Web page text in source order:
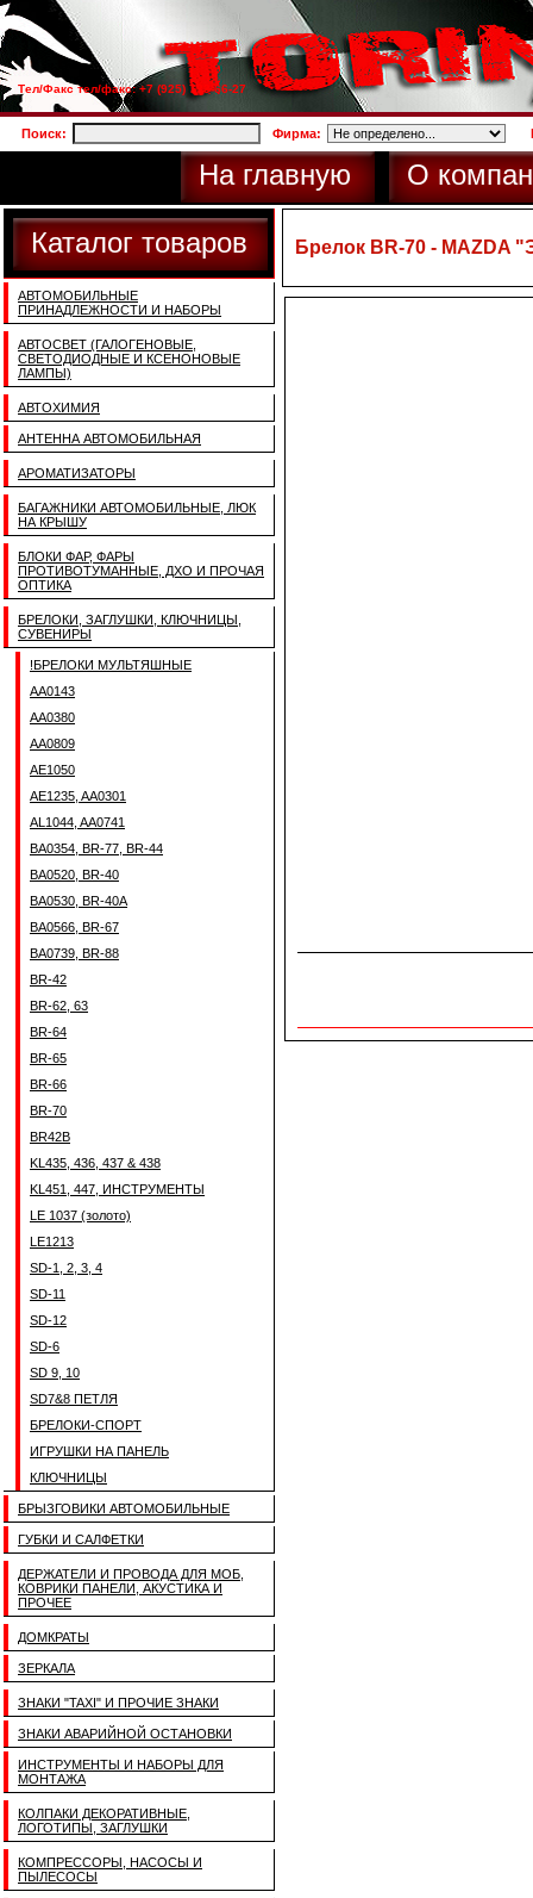
Тел/Факс тел/факс: +7 (925) 733-66-27
Поиск: Фирма:
На главную О
Каталог товаров
АВТОМОБИЛЬНЫЕ
ПРИНАДЛЕЖНОСТИ И НАБОРЫ
АВТОСВЕТ (ГАЛОГЕНОВЫЕ,
СВЕТОДИОДНЫЕ И КСЕНОНОВЫЕ
ЛАМПЫ)
АВТОХИМИЯ
АНТЕННА АВТОМОБИЛЬНАЯ
АРОМАТИЗАТОРЫ
БАГАЖНИКИ АВТОМОБИЛЬНЫЕ, ЛЮК
НА КРЫШУ
БЛОКИ ФАР, ФАРЫ
ПРОТИВОТУМАННЫЕ, ДХО И ПРОЧАЯ
ОПТИКА
БРЕЛОКИ, ЗАГЛУШКИ, КЛЮЧНИЦЫ,
СУВЕНИРЫ
!БРЕЛОКИ МУЛЬТЯШНЫЕ
AA0143
AA0380
AA0809
AE1050
AE1235, AA0301
AL1044, AA0741
BA0354, BR-77, BR-44
BA0520, BR-40
BA0530, BR-40A
BA0566, BR-67
BA0739, BR-88
BR-42
BR-62, 63
BR-64
BR-65
BR-66
BR-70
BR42B
KL435, 436, 437 & 438
KL451, 447, ИНСТРУМЕНТЫ
LE 1037 (золото)
LE1213
SD-1, 2, 3, 4
SD-11
SD-12
SD-6
SD 9, 10
SD7&8 ПЕТЛЯ
БРЕЛОКИ-СПОРТ
ИГРУШКИ НА ПАНЕЛЬ
КЛЮЧНИЦЫ
БРЫЗГОВИКИ АВТОМОБИЛЬНЫЕ
ГУБКИ И САЛФЕТКИ
ДЕРЖАТЕЛИ И ПРОВОДА ДЛЯ МОБ,
КОВРИКИ ПАНЕЛИ, АКУСТИКА И
ПРОЧЕЕ
ДОМКРАТЫ
ЗЕРКАЛА
ЗНАКИ "TAXI" И ПРОЧИЕ ЗНАКИ
ЗНАКИ АВАРИЙНОЙ ОСТАНОВКИ
ИНСТРУМЕНТЫ И НАБОРЫ ДЛЯ
МОНТАЖА
КОЛПАКИ ДЕКОРАТИВНЫЕ,
ЛОГОТИПЫ, ЗАГЛУШКИ
КОМПРЕССОРЫ, НАСОСЫ И
ПЫЛЕСОСЫ
Брелок BR-70 - MAZDA